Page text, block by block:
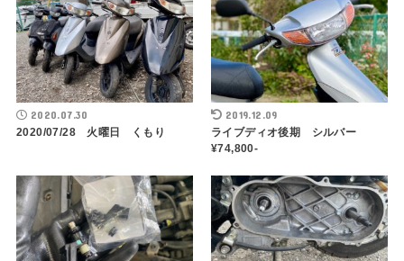
2020.07.30
2020/07/28 火曜日 くもり
2019.12.09
ライブディオ後期 シルバー
¥74,800-